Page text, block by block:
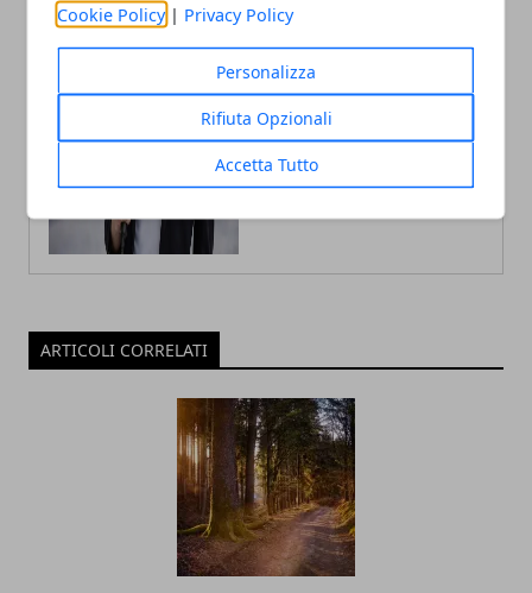
Cookie Policy | Privacy Policy
Personalizza
Rifiuta Opzionali
Accetta Tutto
Fabiana Fissore è web editor e
Racconta la città con uno stile fresco
e coinvolgente, a stretto contatto con
il territorio.
ARTICOLI CORRELATI